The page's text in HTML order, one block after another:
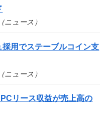
ニュース）
採用でステーブルコイン支
ニュース）
リース収益が売上高の